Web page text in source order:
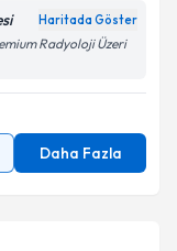
Haritada Göster
Radyoloji Üzeri
Daha Fazla